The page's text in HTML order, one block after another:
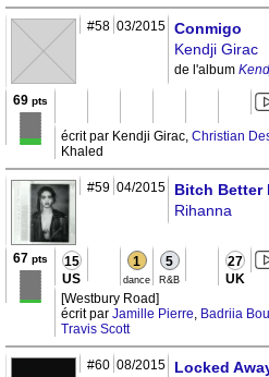
#58 03/2015 Conmigo
Kendji Girac
de l'album
69 pts
écrit par Kendji Girac, Christian
Khaled
#59 04/2015
Bitch Better
Rihanna
67 pts 15
US
1
dance
5
R&B
27
UK
[Westbury Road]
écrit par Jamille Pierre, Badriia
Travis Scott
#60 08/2015
Locked